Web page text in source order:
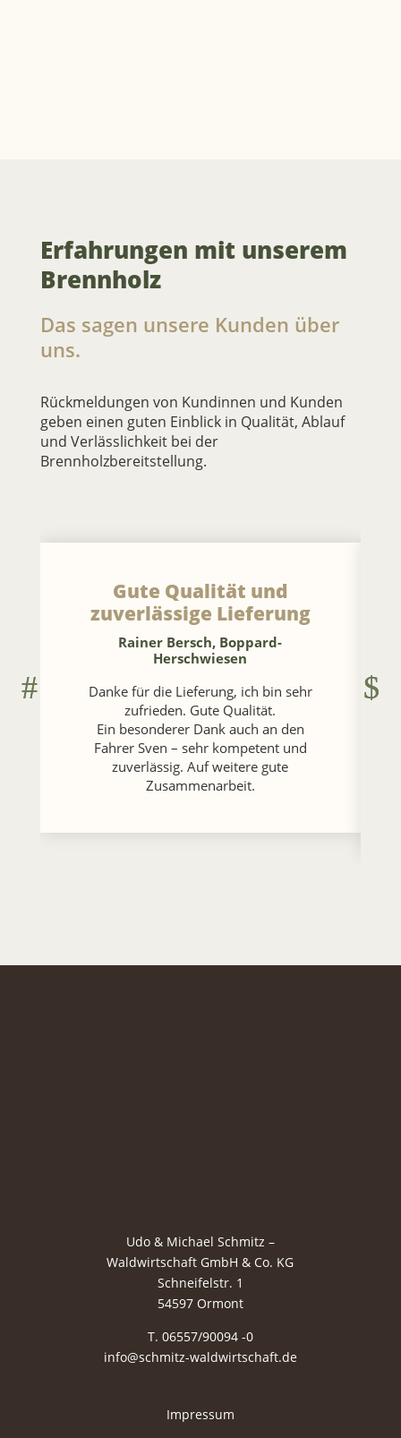
Erfahrungen mit unserem
Brennholz
Das sagen unsere Kunden über
uns.
Rückmeldungen von Kundinnen und Kunden
geben einen guten Einblick in Qualität, Ablauf
und Verlässlichkeit bei der
Brennholzbereitstellung.
Gute Qualität und
zuverlässige Lieferung
Rainer Bersch, Boppard-
Herschwiesen
Danke für die Lieferung, ich bin sehr
zufrieden. Gute Qualität.
Ein besonderer Dank auch an den
Fahrer Sven – sehr kompetent und
zuverlässig. Auf weitere gute
Zusammenarbeit.
Udo & Michael Schmitz –
Waldwirtschaft GmbH & Co. KG
Schneifelstr. 1
54597 Ormont
T. 06557/90094 -0
info@schmitz-waldwirtschaft.de
Impressum